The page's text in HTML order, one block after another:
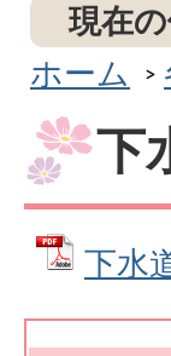
現在
ホーム
下
下水